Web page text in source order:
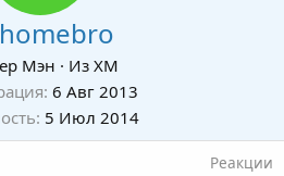
Мэн · Из ХМ
6 Авг 2013
5 Июл 2014
Реакции